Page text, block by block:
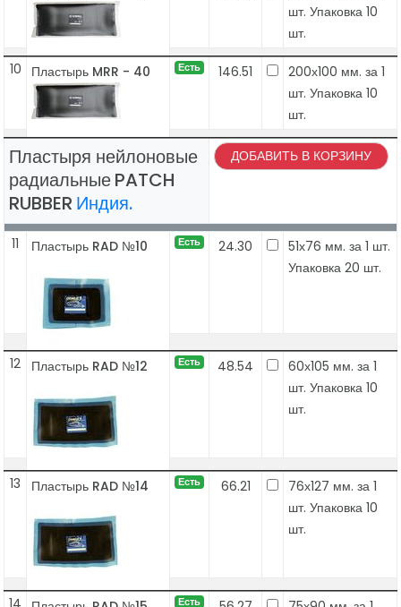
шт. Упаковка 10
шт.
10
Пластырь MRR - 40 Есть 146.51
200х100 мм. за 1
шт. Упаковка 10
шт.
Пластыря нейлоновые
радиальныеPATCH
RUBBER Индия.
ДОБАВИТЬ В КОРЗИНУ
11 Пластырь RAD №10 Есть 24.30
51х76 мм. за 1 шт.
Упаковка 20 шт.
12 Пластырь RAD №12 Есть 48.54
60х105 мм. за 1
шт. Упаковка 10
шт.
13 Пластырь RAD №14 Есть 66.21
76х127 мм. за 1
шт. Упаковка 10
шт.
14 Есть